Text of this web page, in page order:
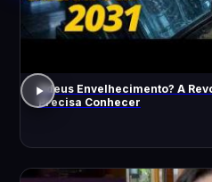
Adeus Envelhecimento? A
Precisa Conhecer